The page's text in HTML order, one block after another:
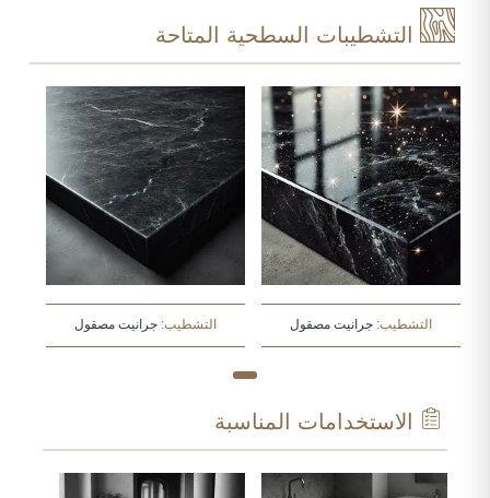
التشطيبات السطحية المتاحة
التشطيب: جرانيت مصقول التشطيب: جرانيت مصقول
الاستخدامات المناسبة